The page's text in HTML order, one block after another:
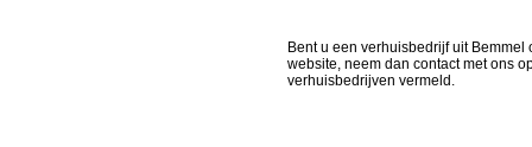
Bent u een verhuisbedrijf uit
website, neem dan contact met ons
verhuisbedrijven vermeld.